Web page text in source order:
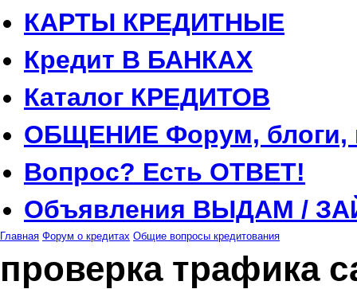
КАРТЫ КРЕДИТНЫЕ
Кредит В БАНКАХ
Каталог КРЕДИТОВ
ОБЩЕНИЕ Форум, блоги,
Вопрос? Есть ОТВЕТ!
Объявления ВЫДАМ /
Главная Форум о кредитах Общие вопросы кредитования
проверка трафика